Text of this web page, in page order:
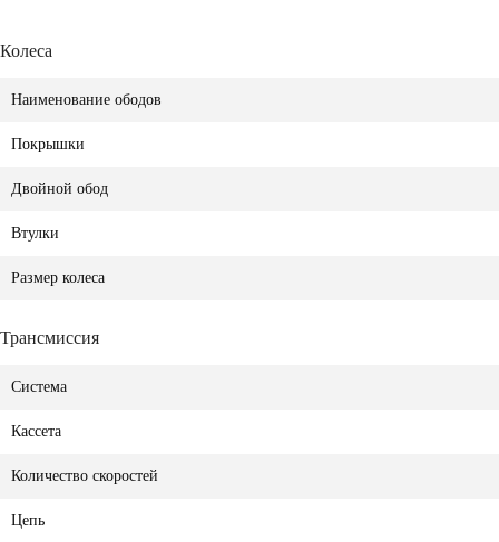
Колеса
Наименование ободов
Покрышки
Двойной обод
Втулки
Размер колеса
Трансмиссия
Система
Кассета
Количество скоростей
Цепь